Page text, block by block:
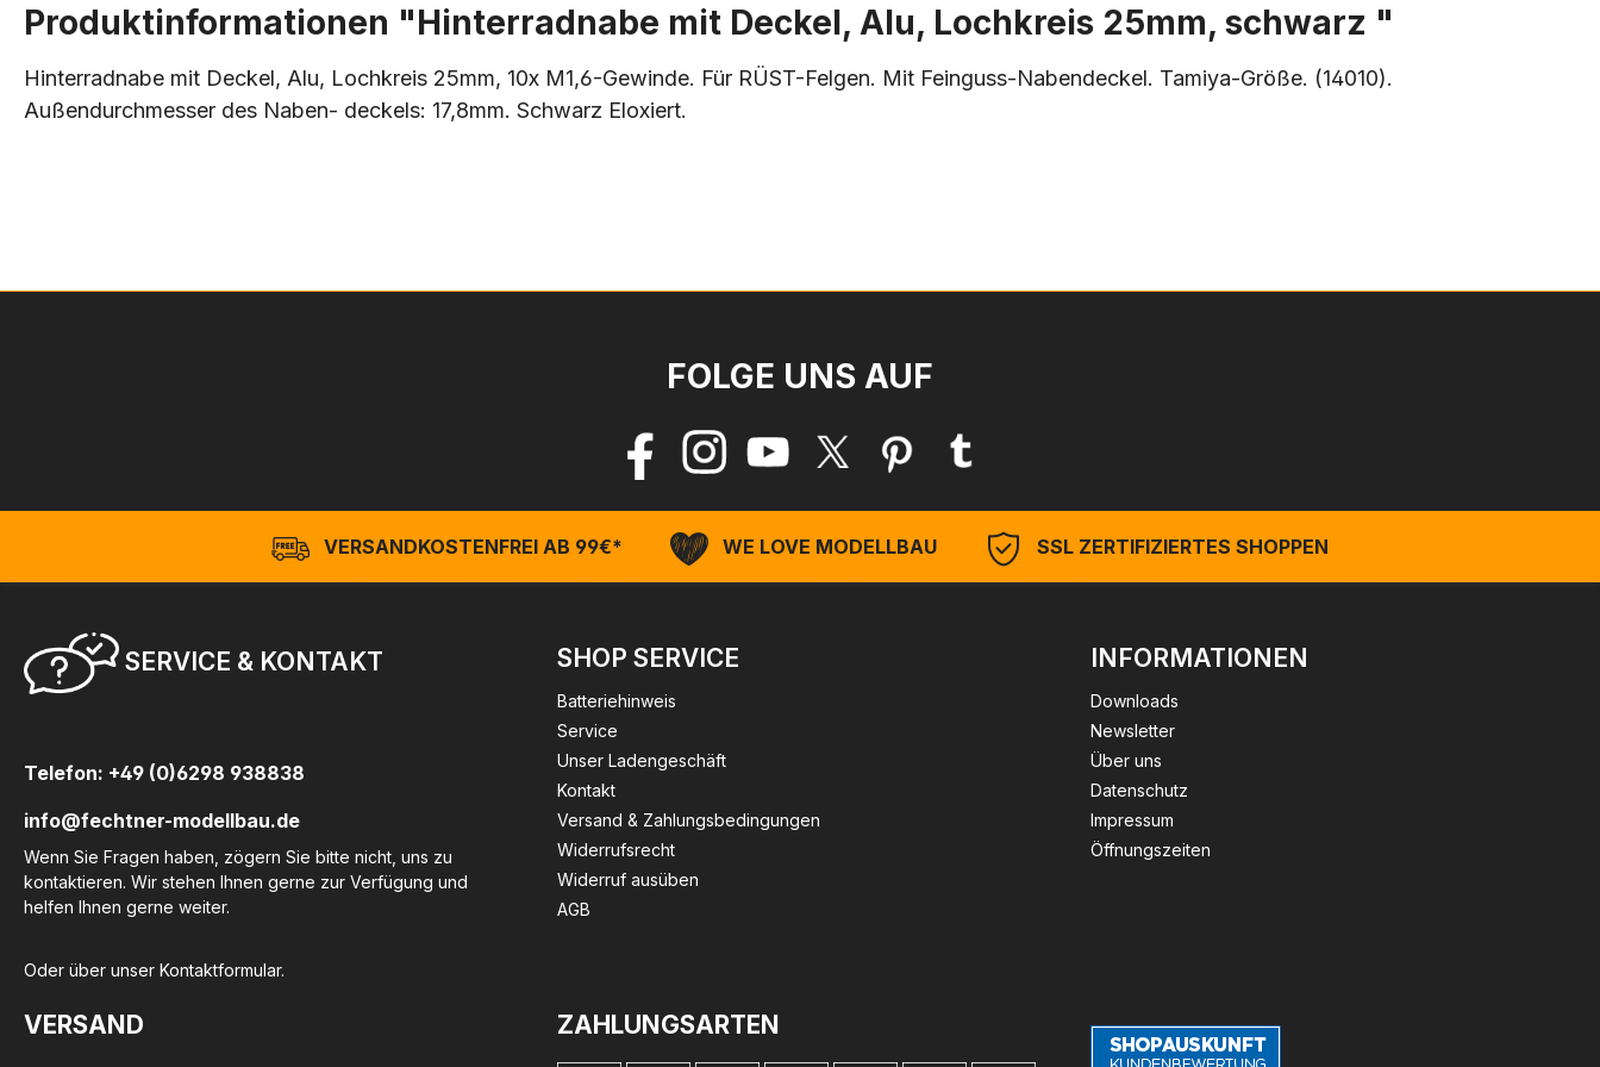
Produktinformationen "Hinterradnabe mit Deckel, Alu, Lochkreis 25mm, schwarz "
Hinterradnabe mit Deckel, Alu, Lochkreis 25mm, 10x M1,6-Gewinde. Für RÜST-Felgen. Mit Feinguss-Nabendeckel. Tamiya-Größe. (14010).
Außendurchmesser des Naben- deckels: 17,8mm. Schwarz Eloxiert.
FOLGE UNS AUF
VERSANDKOSTENFREI AB 99€* WE LOVE MODELLBAU SSL ZERTIFIZIERTES SHOPPEN
SERVICE & KONTAKT
Telefon: +49 (0)6298 938838
info@fechtner-modellbau.de
Wenn Sie Fragen haben, zögern Sie bitte nicht, uns zu
kontaktieren. Wir stehen Ihnen gerne zur Verfügung und
helfen Ihnen gerne weiter.
Oder über unser Kontaktformular.
SHOP SERVICE
Batteriehinweis
Service
Unser Ladengeschäft
Kontakt
Versand & Zahlungsbedingungen
Widerrufsrecht
Widerruf ausüben
AGB
INFORMATIONEN
Downloads
Newsletter
Über uns
Datenschutz
Impressum
Öffnungszeiten
VERSAND ZAHLUNGSARTEN